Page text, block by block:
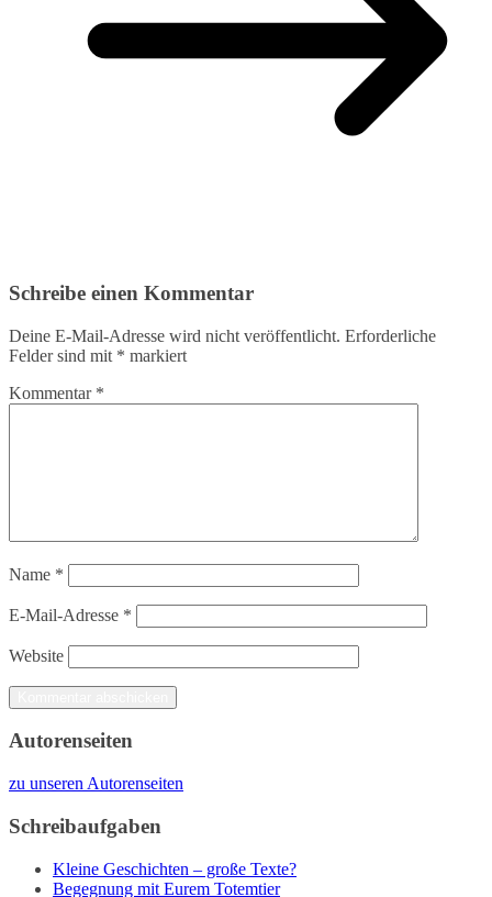
Schreibe einen Kommentar
Deine E-Mail-Adresse wird nicht veröffentlicht. Erforderliche
Felder sind mit * markiert
Kommentar *
Name *
E-Mail-Adresse *
Website
Autorenseiten
zu unseren Autorenseiten
Schreibaufgaben
Kleine Geschichten – große Texte?
Begegnung mit Eurem Totemtier